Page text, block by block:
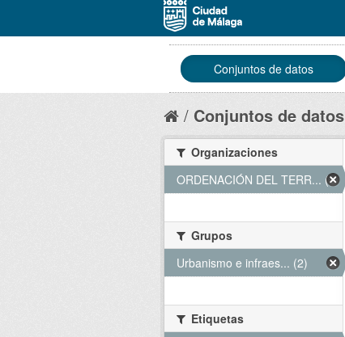
Conjuntos de datos
Conjuntos de datos
Organizaciones
ORDENACIÓN DEL TERR... (2)
Grupos
Urbanismo e infraes... (2)
Etiquetas